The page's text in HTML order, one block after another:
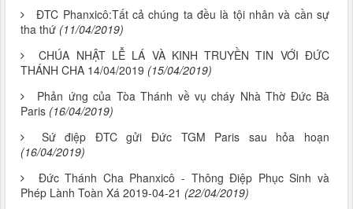
ĐTC Phanxicô:Tất cả chúng ta đều là tội nhân và cần sự
tha thứ (11/04/2019)
CHÚA NHẬT LỄ LÁ VÀ KINH TRUYỀN TIN VỚI ĐỨC
THÁNH CHA 14/04/2019 (15/04/2019)
Phản ứng của Tòa Thánh về vụ cháy Nhà Thờ Đức Bà
Paris (16/04/2019)
Sứ điệp ĐTC gửi Đức TGM Paris sau hỏa hoạn
(16/04/2019)
Đức Thánh Cha Phanxicô - Thông Điệp Phục Sinh và
Phép Lành Toàn Xá 2019-04-21 (22/04/2019)